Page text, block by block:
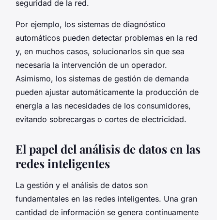
seguridad de la red.
Por ejemplo, los sistemas de diagnóstico
automáticos pueden detectar problemas en la red
y, en muchos casos, solucionarlos sin que sea
necesaria la intervención de un operador.
Asimismo, los sistemas de gestión de demanda
pueden ajustar automáticamente la producción de
energía a las necesidades de los consumidores,
evitando sobrecargas o cortes de electricidad.
El papel del análisis de datos en las
redes inteligentes
La gestión y el análisis de datos son
fundamentales en las redes inteligentes. Una gran
cantidad de información se genera continuamente